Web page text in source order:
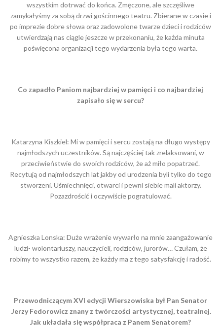
wszystkim dotrwać do końca. Zmęczone, ale szczęśliwe
zamykałyśmy za sobą drzwi gościnnego teatru. Zbierane w czasie i
po imprezie dobre słowa oraz zadowolone twarze dzieci i rodziców
utwierdzają nas ciągle jeszcze w przekonaniu, że każda minuta
poświęcona organizacji tego wydarzenia była tego warta.
Co zapadło Paniom najbardziej w pamięci i co najbardziej
zapisało się w sercu?
Katarzyna Kiszkiel: Mi w pamięci i sercu zostają na długo występy
najmłodszych uczestników. Są najczęściej tak zrelaksowani, w
przeciwieństwie do swoich rodziców, że aż miło popatrzeć.
Recytują od najmłodszych lat jakby od urodzenia byli tylko do tego
stworzeni. Uśmiechnięci, otwarci i pewni siebie mali aktorzy.
Pozazdrościć i oczywiście pogratulować.
Agnieszka Lonska: Duże wrażenie wywarło na mnie zaangażowanie
ludzi- wolontariuszy, nauczycieli, rodziców, jurorów… Czułam, że
robimy to wszystko razem, że każdy ma z tego satysfakcję i radość.
Przewodniczącym XVI edycji Wierszowiska był Pan Senator
Jerzy Fedorowicz znany z twórczości artystycznej, teatralnej.
Jak układała się współpraca z Panem Senatorem?